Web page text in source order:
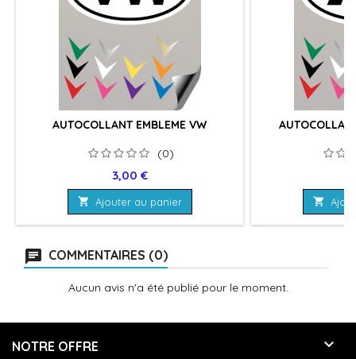
AUTOCOLLANT EMBLEME VW
(0)
Prix
3,00 €
 Ajouter au panier 
COMMENTAIRES (0)
Aucun avis n'a été publié pour le moment.
NOTRE OFFRE 